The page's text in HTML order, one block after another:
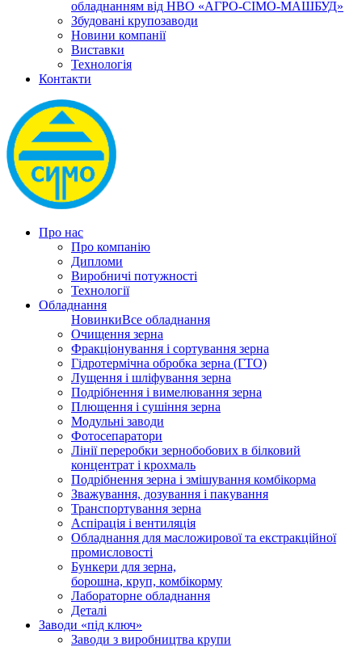
обладнанням від НВО «АГРО-СІМО-МАШБУД»
Збудовані крупозаводи
Новини компанії
Виставки
Технологія
Контакти
Про нас
Про компанію
Дипломи
Виробничі потужності
Технології
Обладнання
НовинкиВсе обладнання
Очищення зерна
Фракціонування і сортування зерна
Гідротермічна обробка зерна (ГТО)
Лущення і шліфування зерна
Подрібнення і вимелювання зерна
Плющення і сушіння зерна
Модульні заводи
Фотосепаратори
Лінії переробки зернобобових в білковий
концентрат і крохмаль
Подрібнення зерна і змішування комбікорма
Зважування, дозування і пакування
Транспортування зерна
Аспірація і вентиляція
Обладнання для масложирової та екстракційної
промисловості
Бункери для зерна,
борошна, круп, комбікорму
Лабораторне обладнання
Деталі
Заводи «під ключ»
Заводи з виробництва крупи